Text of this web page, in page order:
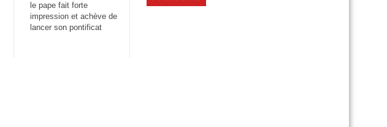
le pape fait forte
impression et achève de
lancer son pontificat